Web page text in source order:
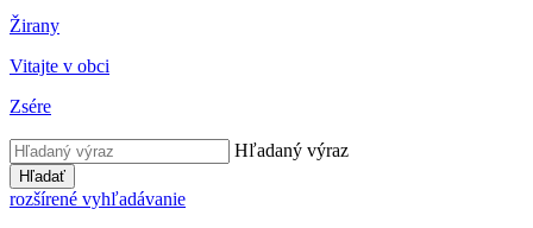
Žirany
Vitajte v obci
Zsére
Hľadaný výraz
Hľadať
rozšírené vyhľadávanie